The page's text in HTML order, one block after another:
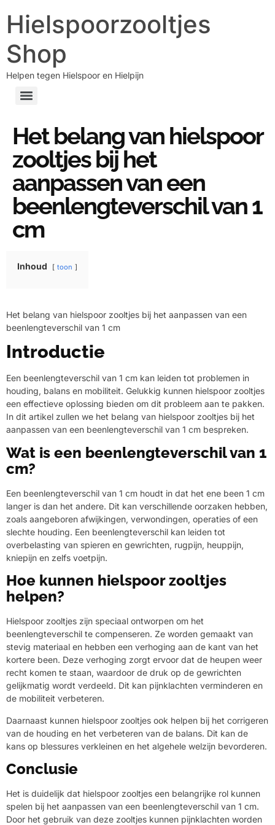
Hielspoorzooltjes
Shop
Helpen tegen Hielspoor en Hielpijn
Het belang van hielspoor
zooltjes bij het
aanpassen van een
beenlengteverschil van 1
cm
Inhoud toon
Het belang van hielspoor zooltjes bij het aanpassen van een
beenlengteverschil van 1 cm
Introductie
Een beenlengteverschil van 1 cm kan leiden tot problemen in
houding, balans en mobiliteit. Gelukkig kunnen hielspoor zooltjes
een effectieve oplossing bieden om dit probleem aan te pakken.
In dit artikel zullen we het belang van hielspoor zooltjes bij het
aanpassen van een beenlengteverschil van 1 cm bespreken.
Wat is een beenlengteverschil van 1
cm?
Een beenlengteverschil van 1 cm houdt in dat het ene been 1 cm
langer is dan het andere. Dit kan verschillende oorzaken hebben,
zoals aangeboren afwijkingen, verwondingen, operaties of een
slechte houding. Een beenlengteverschil kan leiden tot
overbelasting van spieren en gewrichten, rugpijn, heuppijn,
kniepijn en zelfs voetpijn.
Hoe kunnen hielspoor zooltjes
helpen?
Hielspoor zooltjes zijn speciaal ontworpen om het
beenlengteverschil te compenseren. Ze worden gemaakt van
stevig materiaal en hebben een verhoging aan de kant van het
kortere been. Deze verhoging zorgt ervoor dat de heupen weer
recht komen te staan, waardoor de druk op de gewrichten
gelijkmatig wordt verdeeld. Dit kan pijnklachten verminderen en
de mobiliteit verbeteren.
Daarnaast kunnen hielspoor zooltjes ook helpen bij het corrigeren
van de houding en het verbeteren van de balans. Dit kan de
kans op blessures verkleinen en het algehele welzijn bevorderen.
Conclusie
Het is duidelijk dat hielspoor zooltjes een belangrijke rol kunnen
spelen bij het aanpassen van een beenlengteverschil van 1 cm.
Door het gebruik van deze zooltjes kunnen pijnklachten worden